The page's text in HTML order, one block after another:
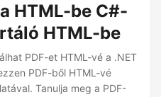
HTML-be C#-
HTML-be
PDF-et HTML-vé a .NET
PDF-ből HTML-vé
Tanulja meg a PDF-